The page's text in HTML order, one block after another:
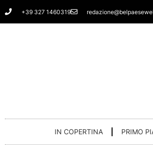
Vai
al
+39 327 1460319
IN COPERTINA PRIMO